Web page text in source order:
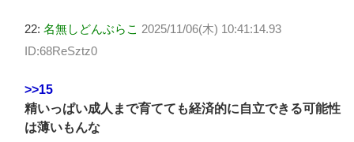
22: 名無しどんぶらこ 2025/11/06(木) 10:41:14.93
ID:68ReSztz0
>>15
精いっぱい成人まで育てても経済的に自立できる可能性
は薄いもんな